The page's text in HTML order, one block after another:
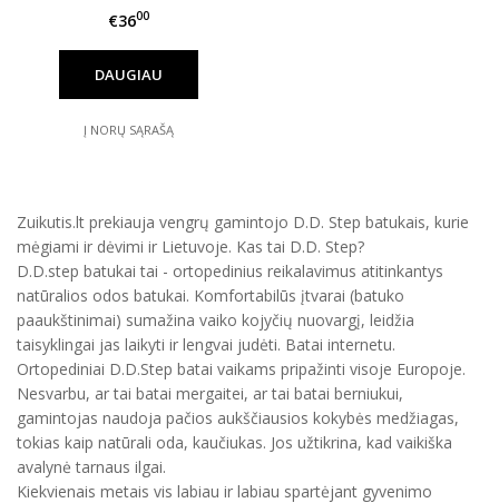
€3600
DAUGIAU
Į NORŲ SĄRAŠĄ
Zuikutis.lt prekiauja vengrų gamintojo D.D. Step batukais, kurie
mėgiami ir dėvimi ir Lietuvoje. Kas tai D.D. Step?
D.D.step batukai tai - ortopedinius reikalavimus atitinkantys
natūralios odos batukai. Komfortabilūs įtvarai (batuko
paaukštinimai) sumažina vaiko kojyčių nuovargį, leidžia
taisyklingai jas laikyti ir lengvai judėti. Batai internetu.
Ortopediniai D.D.Step batai vaikams pripažinti visoje Europoje.
Nesvarbu, ar tai batai mergaitei, ar tai batai berniukui,
gamintojas naudoja pačios aukščiausios kokybės medžiagas,
tokias kaip natūrali oda, kaučiukas. Jos užtikrina, kad vaikiška
avalynė tarnaus ilgai.
Kiekvienais metais vis labiau ir labiau spartėjant gyvenimo